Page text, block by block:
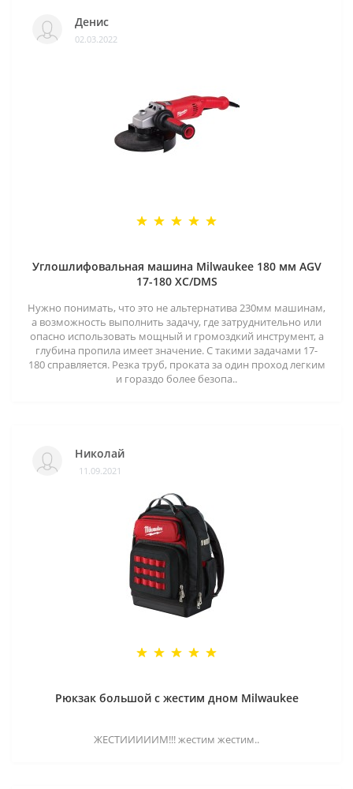
Денис
02.03.2022
Углошлифовальная машина Milwaukee 180 мм AGV
17-180 XC/DMS
Нужно понимать, что это не альтернатива 230мм машинам,
а возможность выполнить задачу, где затруднительно или
опасно использовать мощный и громоздкий инструмент, а
глубина пропила имеет значение. С такими задачами 17-
180 справляется. Резка труб, проката за один проход легким
и гораздо более безопа..
Николай
11.09.2021
Рюкзак большой с жестим дном Milwaukee
ЖЕСТИИИИИМ!!! жестим жестим..